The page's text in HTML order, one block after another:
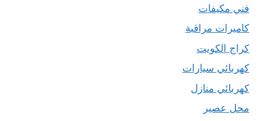
فني مكيفات
كاميرات مراقبة
كراج الكويت
كهربائي سيارات
كهربائي منازل
محل عصير